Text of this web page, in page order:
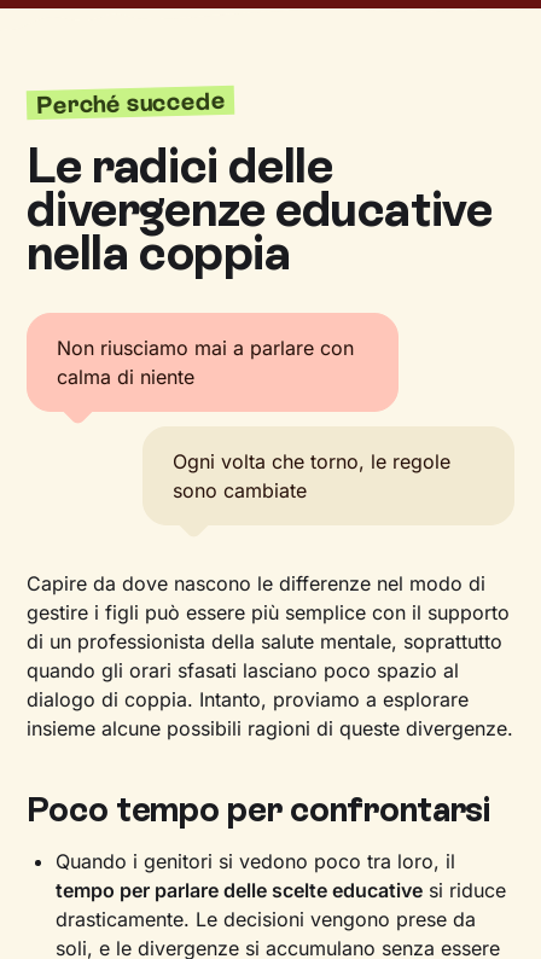
Perché succede
Le radici delle
divergenze educative
nella coppia
Non riusciamo mai a parlare con
calma di niente
Ogni volta che torno, le regole
sono cambiate
Capire da dove nascono le differenze nel modo di
gestire i figli può essere più semplice con il supporto
di un professionista della salute mentale, soprattutto
quando gli orari sfasati lasciano poco spazio al
dialogo di coppia. Intanto, proviamo a esplorare
insieme alcune possibili ragioni di queste divergenze.
Poco tempo per confrontarsi
Quando i genitori si vedono poco tra loro, il
tempo per parlare delle scelte educative si riduce
drasticamente. Le decisioni vengono prese da
soli, e le divergenze si accumulano senza essere